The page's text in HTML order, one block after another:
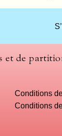
et de
Conditions
Conditions